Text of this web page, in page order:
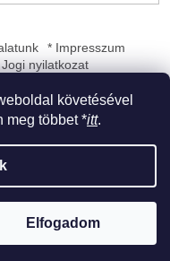
követésével
meg többet *itt.
Elfogadom
* Impresszum
nyilatkozat
Kft
szerkesztése